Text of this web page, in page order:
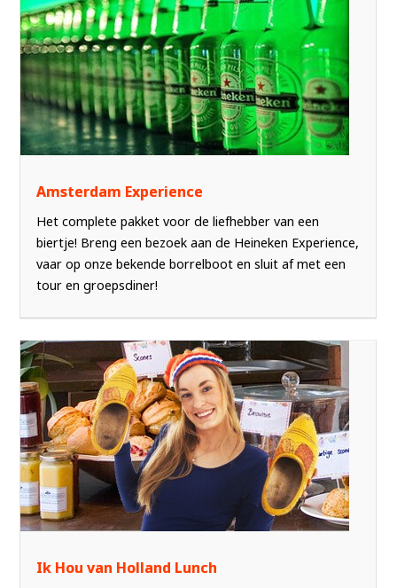
Amsterdam Experience
Het complete pakket voor de liefhebber van een
biertje! Breng een bezoek aan de Heineken Experience,
vaar op onze bekende borrelboot en sluit af met een
tour en groepsdiner!
Ik Hou van Holland Lunch